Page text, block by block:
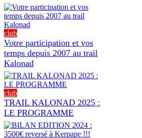
club
Votre participation et vos
temps depuis 2007 au trail
Kalonad
club
TRAIL KALONAD 2025 :
LE PROGRAMME